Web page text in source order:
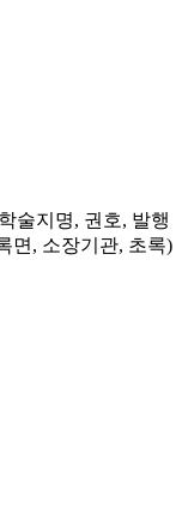
술지명, 권호, 발행
면, 소장기관, 초록)